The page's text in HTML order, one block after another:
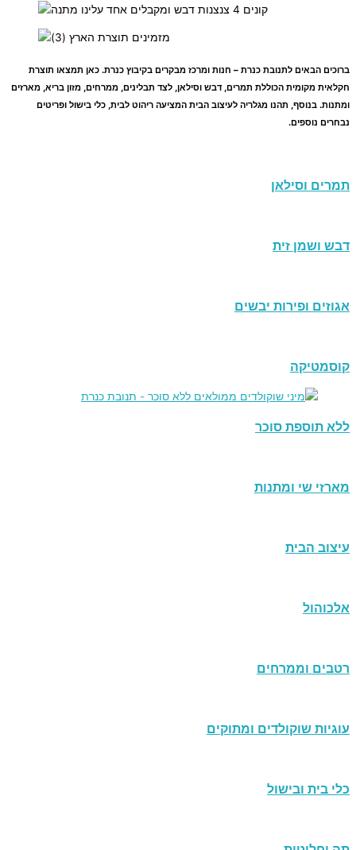
ברוכים הבאים לתנובת כנרת – חנות ומרכז מבקרים בקיבוץ כנרת. כאן תמצאו תוצרת
חקלאית מקומית הכוללת תמרים, דבש וסילאן, לצד תבלינים, ממרחים, מזון בריא, מארזים
ומתנות. בנוסף, תהנו מגלריה לעיצוב הבית המציעה ריהוט לבית, כלי בישול ופריטים
נבחרים נוספים.
תמרים וסילאן
דבש ושמן זית
אגוזים ופירות יבשים
קוסמטיקה
ללא תוספת סוכר
מארזי שי ומתנות
עיצוב הבית
אלכוהול
רטבים וממרחים
עוגיות שוקולדים ומתוקים
כלי בית ובישול